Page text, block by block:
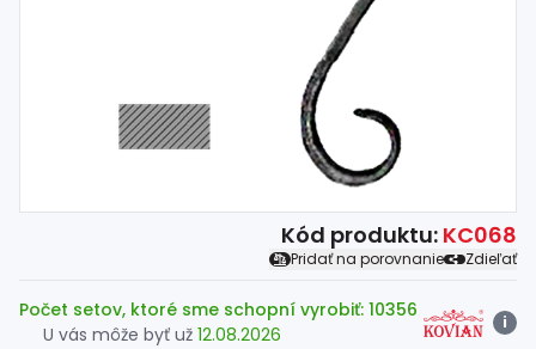
Kód produktu: KC068
Pridať na porovnanie Zdieľať
Počet setov, ktoré sme schopní vyrobiť: 10356
U vás môže byť už 12.08.2026
i